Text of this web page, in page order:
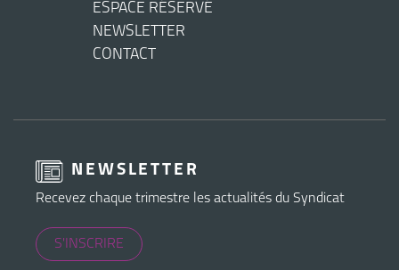
ESPACE RÉSERVÉ
NEWSLETTER
CONTACT
NEWSLETTER
Recevez chaque trimestre les actualités du Syndicat
S'INSCRIRE